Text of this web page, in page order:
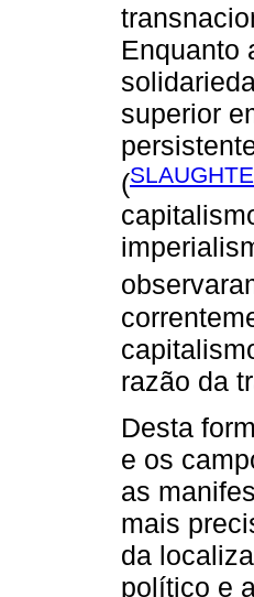
Enquanto
superior
(
razão da
Desta
e os
as
mais
da
político e